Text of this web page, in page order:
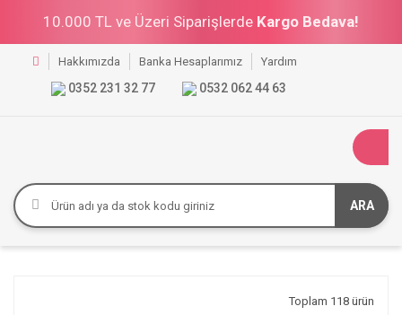
10.000 TL ve Üzeri Siparişlerde Kargo Bedava!
Hakkımızda Banka Hesaplarımız Yardım
0352 231 32 77 0532 062 44 63
ARA
Toplam 118 ürün